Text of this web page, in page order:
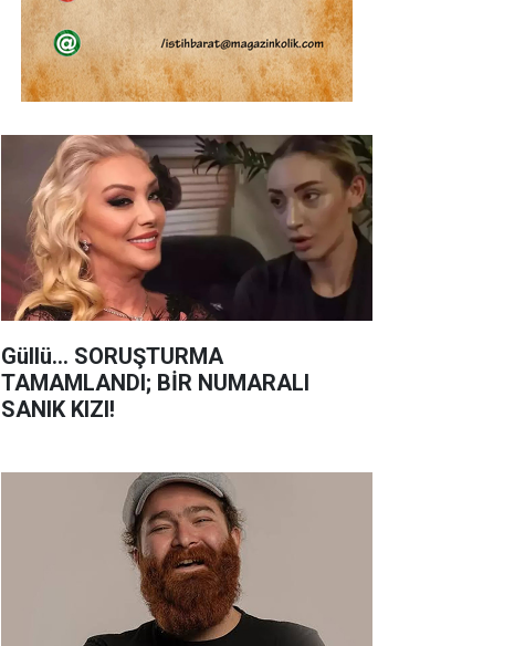
Güllü... SORUŞTURMA
TAMAMLANDI; BİR NUMARALI
SANIK KIZI!